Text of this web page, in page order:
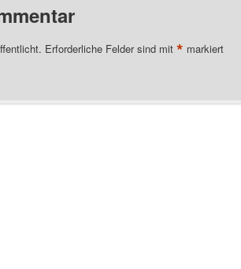
Erforderliche Felder sind mit * markiert